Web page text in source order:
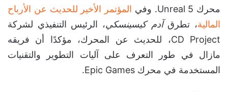
محرك Unreal 5. وفي
المؤتمر الأخير للحديث عن الأرباح
المالية، تطرقآدم كيسينسكي، الرئيس التنفيذي لشركة
CD Project، للحديث عن المحرك، مؤكدًا أن فريقه
مازال في طور التعرف على آليات التطوير والتقنيات
المستخدمة في محرك Epic Games.